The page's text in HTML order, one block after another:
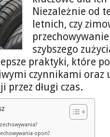
Niezależnie od
letnich, czy
szybszego
praktyki, które
czynnikami oraz
przez długi czas.
opon?